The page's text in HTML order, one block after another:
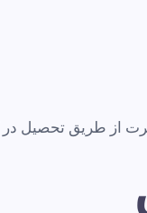
طریق تحصیل در